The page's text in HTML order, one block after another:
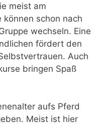
meist am
schon nach
wechseln. Eine
fördert den
Auch
bringen Spaß
aufs Pferd
Meist ist hier